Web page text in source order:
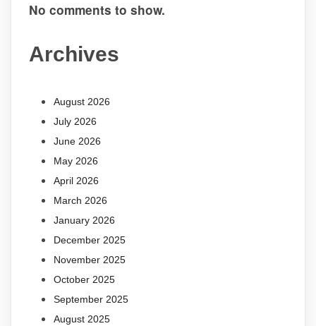
No comments to show.
Archives
August 2026
July 2026
June 2026
May 2026
April 2026
March 2026
January 2026
December 2025
November 2025
October 2025
September 2025
August 2025